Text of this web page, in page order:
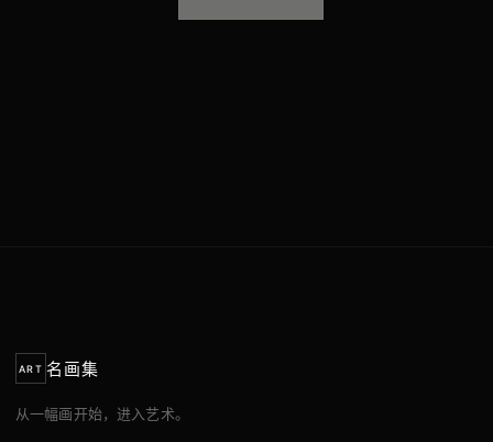
ART 名画集
从一幅画开始，进入艺术。